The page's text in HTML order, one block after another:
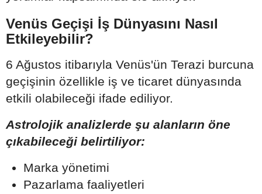
Venüs Geçişi İş Dünyasını Nasıl
Etkileyebilir?
6 Ağustos itibarıyla Venüs'ün Terazi burcuna
geçişinin özellikle iş ve ticaret dünyasında
etkili olabileceği ifade ediliyor.
Astrolojik analizlerde şu alanların öne
çıkabileceği belirtiliyor:
Marka yönetimi
Pazarlama faaliyetleri